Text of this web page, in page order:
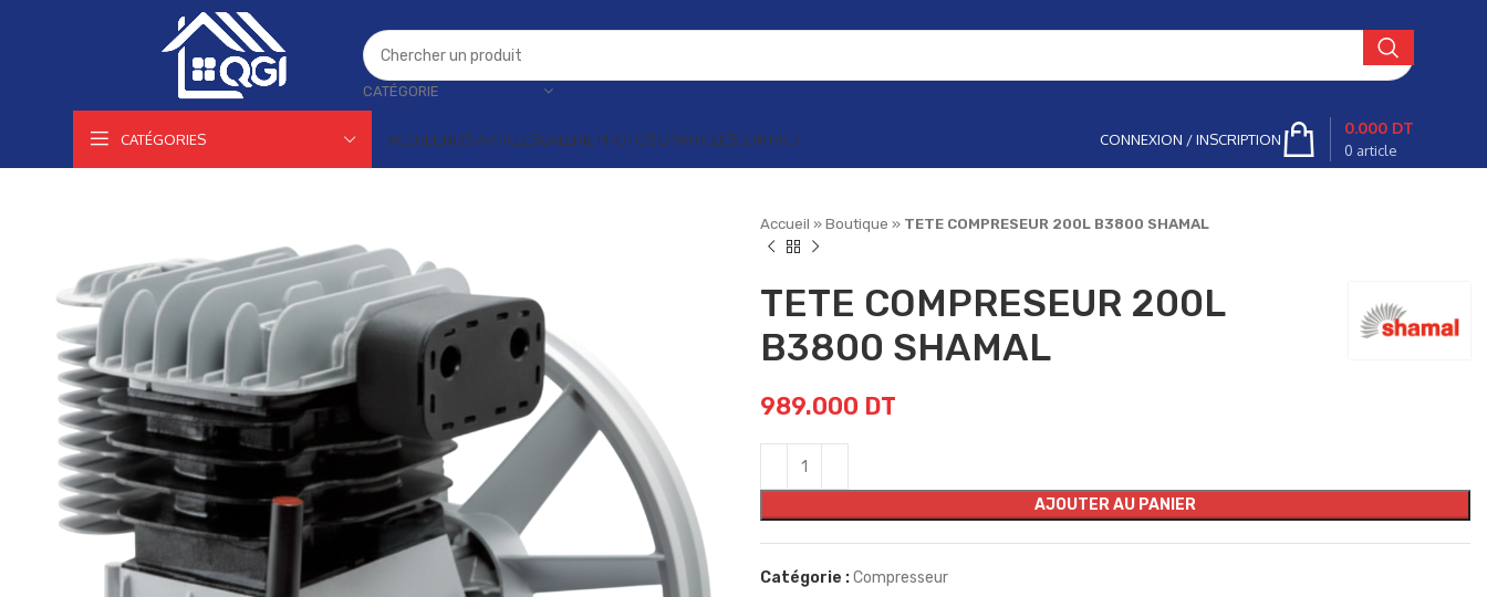
CATÉGORIE
CATÉGORIES ACCUEIL NOS ARTICLESGALERIE PHOTOS D’ARTICLESCONTACT CONNEXION / INSCRIPTION
0 article
0.000 DT
Accueil » Boutique » TETE COMPRESEUR 200L B3800 SHAMAL
TETE COMPRESEUR 200L
B3800 SHAMAL
989.000 DT
AJOUTER AU PANIER
Catégorie :Compresseur